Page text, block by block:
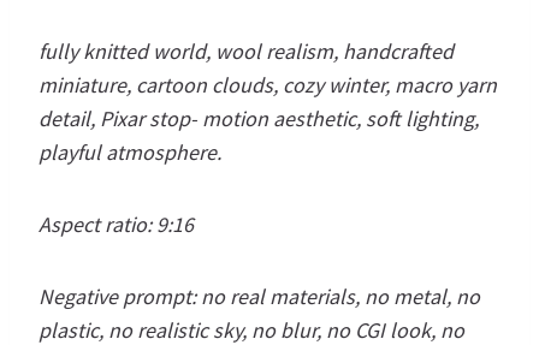
fully knitted world, wool realism, handcrafted
miniature, cartoon clouds, cozy winter, macro yarn
detail, Pixar stop- motion aesthetic, soft lighting,
playful atmosphere.
Aspect ratio: 9:16
Negative prompt: no real materials, no metal, no
plastic, no realistic sky, no blur, no CGI look, no